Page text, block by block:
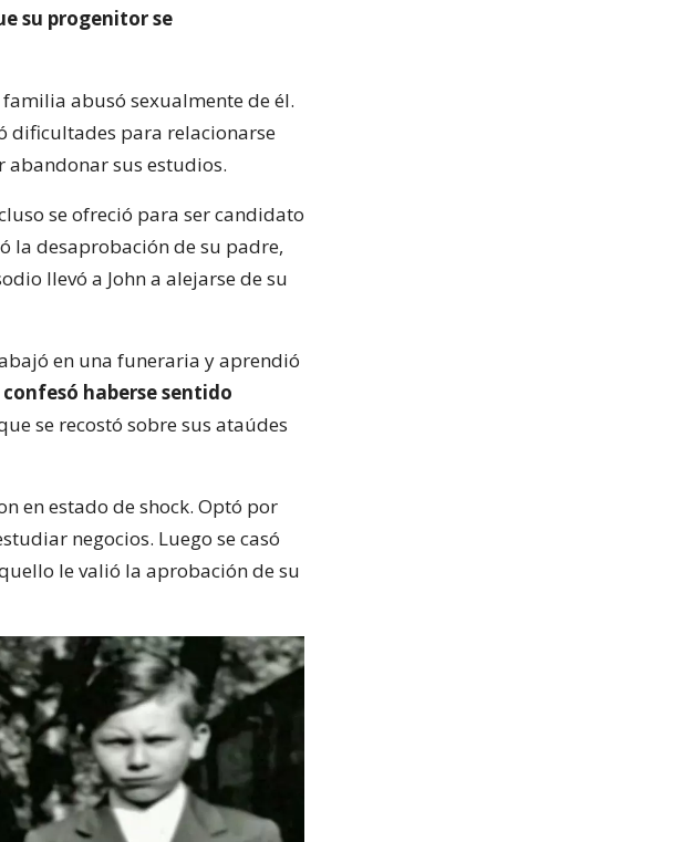
su progenitor se
abusó sexualmente de él.
dificultades para relacionarse
abandonar sus estudios.
se ofreció para ser candidato
la desaprobación de su padre,
llevó a John a alejarse de su
en una funeraria y aprendió
confesó haberse sentido
se recostó sobre sus ataúdes
en estado de shock. Optó por
negocios. Luego se casó
le valió la aprobación de su